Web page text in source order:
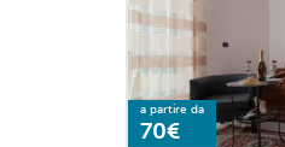
a partire da
70€